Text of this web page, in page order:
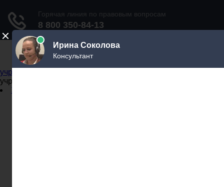
Не официальный справочник государственных
учреждений
учреждений
Задать вопрос юристу